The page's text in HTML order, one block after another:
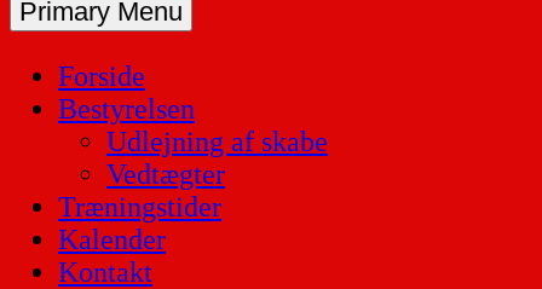
Primary Menu
Forside
Bestyrelsen
Udlejning af skabe
Vedtægter
Træningstider
Kalender
Kontakt